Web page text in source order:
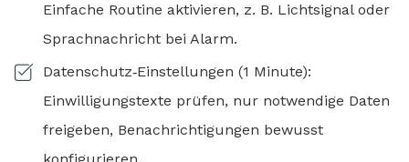
Einfache Routine aktivieren, z. B. Lichtsignal oder
Sprachnachricht bei Alarm.
Datenschutz‑Einstellungen (1 Minute):
Einwilligungstexte prüfen, nur notwendige Daten
freigeben, Benachrichtigungen bewusst